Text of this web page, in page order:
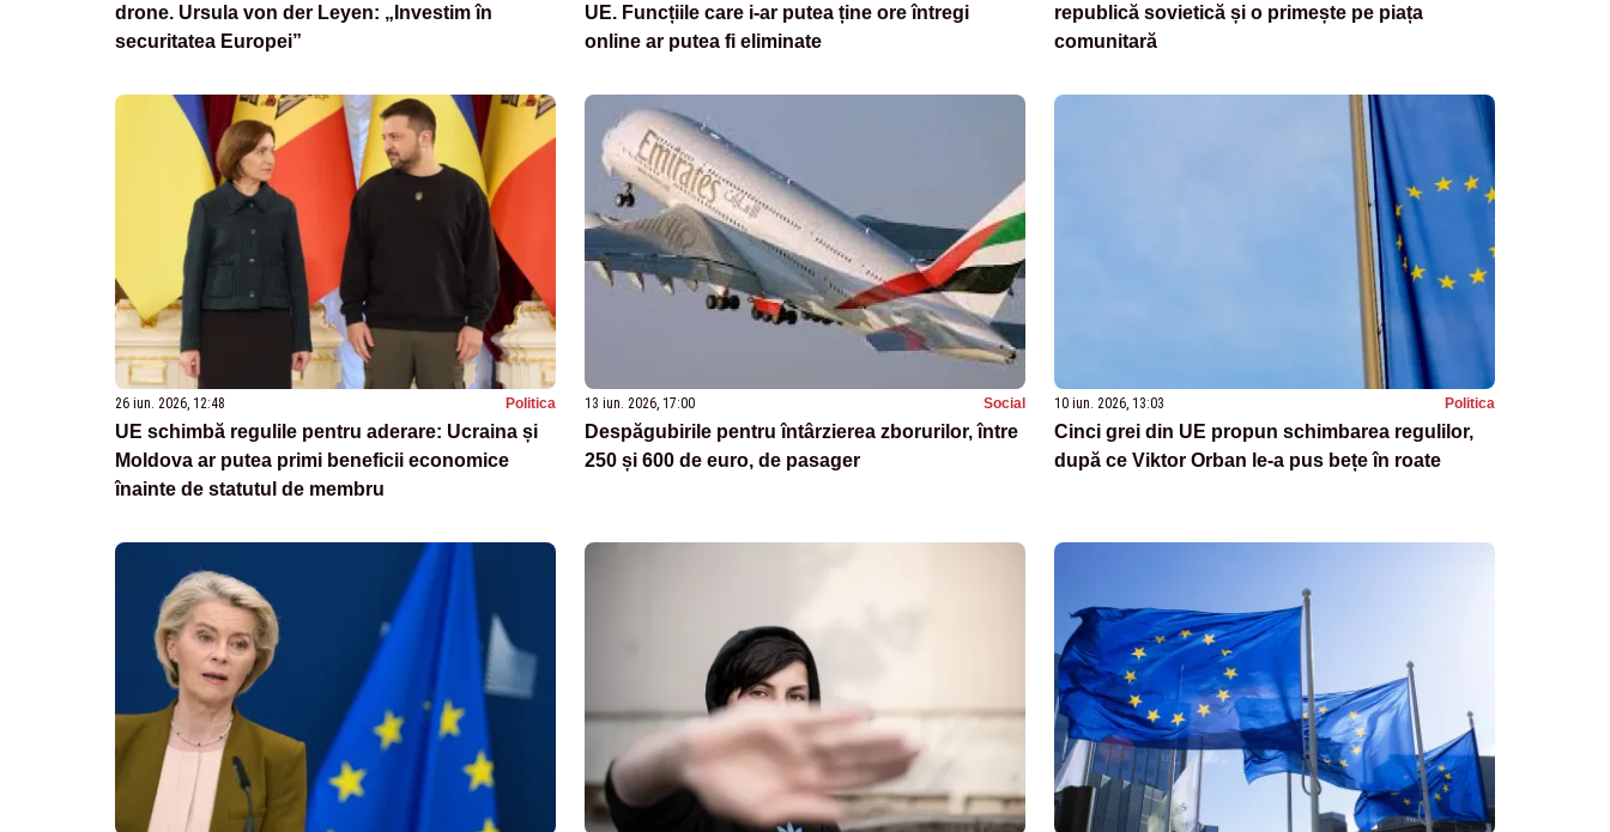
drone. Ursula von der Leyen: „Investim în
securitatea Europei”
UE. Funcțiile care i-ar putea ține ore întregi
online ar putea fi eliminate
republică sovietică și o primește pe piața
comunitară
26 iun. 2026, 12:48 Politica
UE schimbă regulile pentru aderare: Ucraina și
Moldova ar putea primi beneficii economice
înainte de statutul de membru
13 iun. 2026, 17:00 Social
Despăgubirile pentru întârzierea zborurilor, între
250 și 600 de euro, de pasager
10 iun. 2026, 13:03 Politica
Cinci grei din UE propun schimbarea regulilor,
după ce Viktor Orban le-a pus bețe în roate